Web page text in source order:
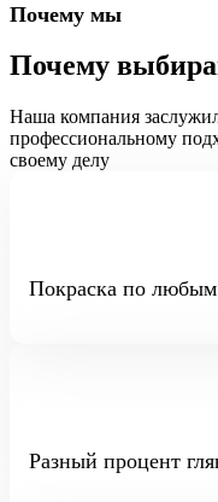
Почему мы
Почему
Наша компания
профессиональному
своему делу
Покраска по
Разный процент